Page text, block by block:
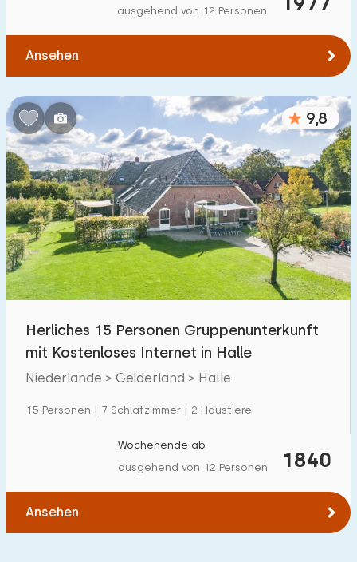
ausgehend von 12 Personen
Ansehen
9,8
Herliches 15 Personen Gruppenunterkunft
mit Kostenloses Internet in Halle
Niederlande > Gelderland > Halle
15 Personen | 7 Schlafzimmer | 2 Haustiere
1840
Wochenende ab
ausgehend von 12 Personen
Ansehen